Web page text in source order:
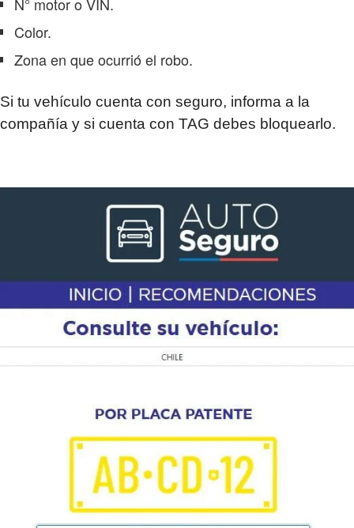
N° motor o VIN.
Color.
Zona en que ocurrió el robo.
Si tu vehículo cuenta con seguro, informa a la
compañía y si cuenta con TAG debes bloquearlo.